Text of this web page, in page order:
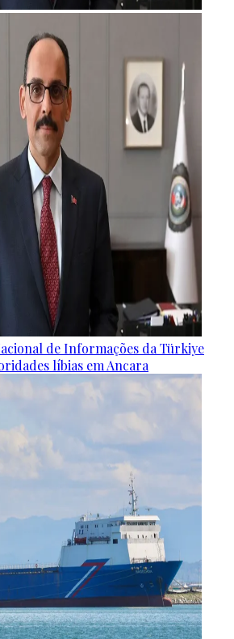
de Informações da Türkiye
líbias em Ancara